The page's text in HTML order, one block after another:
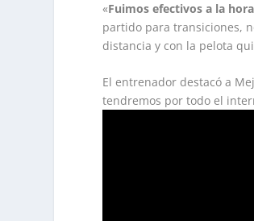
«Fuimos efectivos a la
partido para transiciones,
distancia y con la pelota
El entrenador destacó a
tendremos por todo el